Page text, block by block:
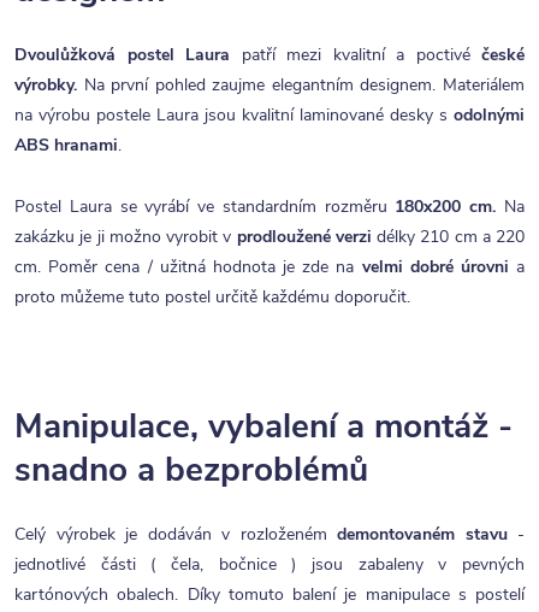
Dvoulůžková postel Laura patří mezi kvalitní a poctivé české
výrobky. Na první pohled zaujme elegantním designem. Materiálem
na výrobu postele Laura jsou kvalitní laminované desky s odolnými
ABS hranami.
Postel Laura se vyrábí ve standardním rozměru 180x200 cm. Na
zakázku je ji možno vyrobit v prodloužené verzi délky 210 cm a 220
cm. Poměr cena / užitná hodnota je zde na velmi dobré úrovni a
proto můžeme tuto postel určitě každému doporučit.
Manipulace, vybalení a montáž -
snadno a bezproblémů
Celý výrobek je dodáván v rozloženém demontovaném stavu-
jednotlivé části ( čela, bočnice ) jsou zabaleny v pevných
kartónových obalech. Díky tomuto balení je manipulace s postelí